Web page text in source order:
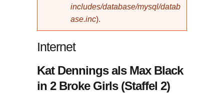
includes/database/mysql/datab
ase.inc).
Internet
Kat Dennings als Max Black
in 2 Broke Girls (Staffel 2)